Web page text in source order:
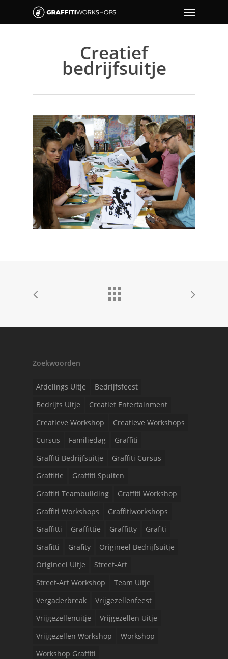
Creatief
bedrijfsuitje
Zoekwoorden
Afdelings Uitje
Bedrijfsfeest
Bedrijfs Uitje
Creatief Entertainment
Creatieve Workshop
Creatieve Workshops
Cursus
Familiedag
Graffiti
Graffiti Bedrijfsuitje
Graffiti Cursus
Graffitie
Graffiti Spuiten
Graffiti Teambuilding
Graffiti Workshop
Graffiti Workshops
Graffitiworkshops
Graffitti
Graffittie Graffitty
Grafiti
Grafitti
Grafity
Origineel Bedrijfsuitje
Origineel Uitje
Street-Art
Street-Art Workshop
Team Uitje
Vergaderbreak
Vrijgezellenfeest
Vrijgezellenuitje
Vrijgezellen Uitje
Vrijgezellen Workshop
Workshop
Workshop Graffiti